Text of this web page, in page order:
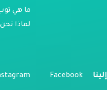
ما هي
لماذا
Facebook